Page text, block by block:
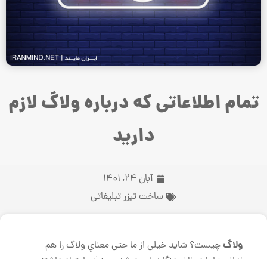
تمام اطلاعاتی که درباره ولاگ لازم
دارید
آبان 24, 1401
ساخت تیزر تبلیغاتی
ولاگچیست؟ شاید خیلی از ما حتی معنایِ ولاگ را هم